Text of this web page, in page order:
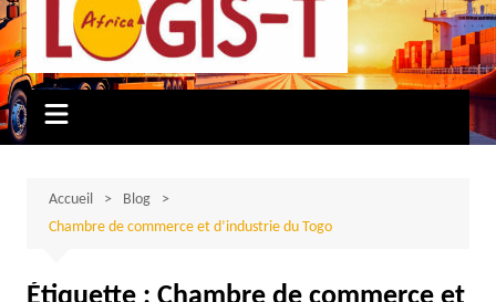
Accueil
Blog
Chambre de commerce et d’industrie du Togo